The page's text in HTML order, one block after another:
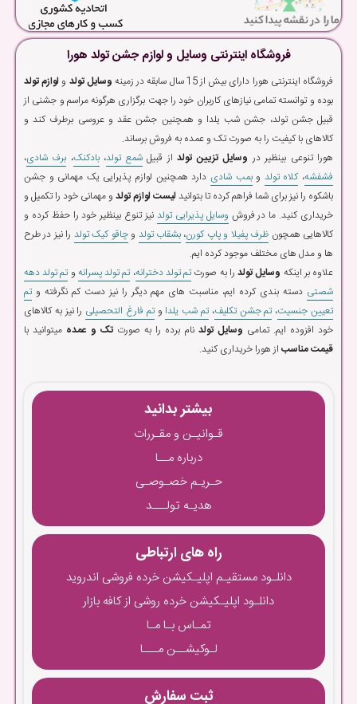
فروشگاه اینترنتی وسایل و لوازم جشن تولد هورا
فروشگاه اینترنتی هورا دارای بیش از 15 سال سابقه در زمینه وسایل تولد و لوازم تولد
بوده و توانسته تمامی نیازهای کاربران خود را جهت برگزاری هرگونه مراسم و جشنی از
قبیل جشن تولد، جشن شب یلدا و همچنین جشن عقد و عروسی برطرف کند و
کالاهای با کیفیت را به صورت تک و عمده به فروش برساند.
هورا تنوعی بینظیر در وسایل تزیین تولداز قبیلشمع تولد،بادکنک، برف شادی،
فشفشه،کلاه تولد وبمب شادی دارد همچنین لوازم پذیرایی یک مهمانی و جشن
باشکوه را نیز برای شما فراهم کرده تا بتوانیدلیست لوازم تولد و مهمانی خود را تکمیل و
خریداری کنید. ما در فروش وسایل پذیرایی تولد نیز تنوع بینظیر خود را حفظ کرده و
کالاهایی همچون ظرف پفیلا و پاپ کورن،بشقاب تولد وچاقو کیک تولد را نیز در طرح
ها و مدل های مختلف موجود کرده ایم.
علاوه بر اینکه وسایل تولدرا به صورتتم تولد دخترانه،تم تولد پسرانه وتم تولد دهه
شصتی دسته بندی کرده ایم، مناسبت های مهم دیگر را نیز دست کم نگرفته وتم
تعیین جنسیت،تم جشن تکلیف،تم شب یلدا وتم فارغ التحصیلی را نیز به کالاهای
خود افزوده ایم. تمامی وسایل تولد نام برده را به صورت تک و عمده میتوانید با
قیمت مناسب از هورا خریداری کنید.
بیشتر بدانید
قـوانیـن و مقـررات
درباره مــا
حـریـم خصـوصـی
هدیـه تولـــد
راه های ارتباطی
دانلـود مستقیـم اپلیـکیشن خرده فروشی اندروید
دانلـود اپلیـکیشن خرده روشی از کافه بازار
تمـاس بـا مـا
لـوکیشــن مـــا
ثبت سفارش